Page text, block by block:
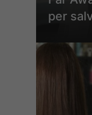
per